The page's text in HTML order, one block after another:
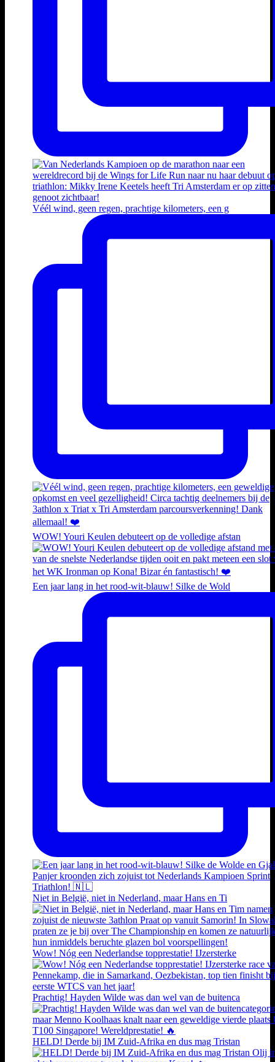
Véél wind, geen regen, prachtige kilometers, een g
WOW! Youri Keulen debuteert op de volledige afstan
Een jaar lang in het rood-wit-blauw! Silke de Wold
Niet in België, niet in Nederland, maar Hans en Ti
Wow! Nóg een Nederlandse topprestatie! IJzersterke
Prachtig! Hayden Wilde was dan wel van de buitenca
HELD! Derde bij IM Zuid-Afrika en dus mag Tristan